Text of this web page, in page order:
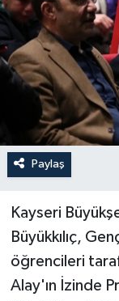
Paylaş
Kayseri
Büyükkılıç,
öğrencileri
Alay'ın İzinde